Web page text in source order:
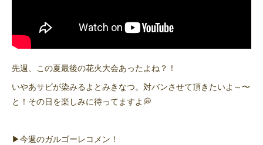
先週、この夏最後の花火大会あったよね？！
いやあサビが染みるよとみきなつ。対バンさせて頂きたいよ～〜
と！その日を楽しみに待ってますよ💭
▶今週のガルゴーレコメン！